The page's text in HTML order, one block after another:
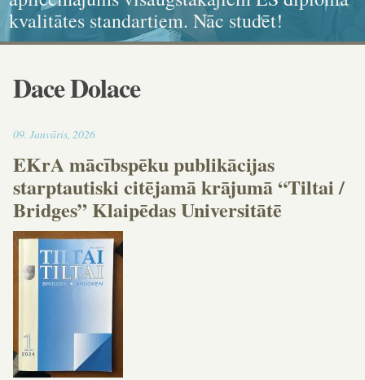
kvalitātes standartiem. Nāc studēt!
ikonogrāfija, grafika, kaligrāfija
dokumenta standartiem!
un karitatīvajā sociālajā darbā
Dace Dolace
09. Janvāris, 202613:06
EKrA mācībspēku publikācijas
starptautiski citējamā krājumā “Tiltai /
Bridges” Klaipēdas Universitātē